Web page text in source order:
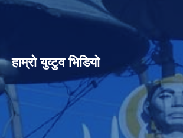
हाम्रो युव्टुव भिडियो